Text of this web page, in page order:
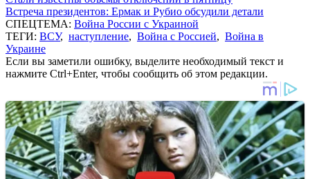
Встреча президентов: Ермак и Рубио обсудили детали
СПЕЦТЕМА: Война России с Украиной
ТЕГИ: ВСУ, наступление, Война с Россией, Война в
Украине
Если вы заметили ошибку, выделите необходимый текст и
нажмите Ctrl+Enter, чтобы сообщить об этом редакции.